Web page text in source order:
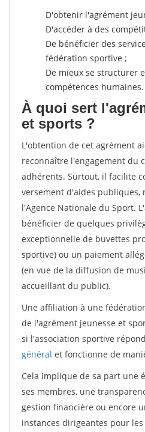
D'obtenir l'agrément
D'accéder à des
De bénéficier des
fédération sportive ;
De mieux se structurer
compétences humaines.
À quoi sert
et sports ?
L'obtention de cet agrément
reconnaître l'engagement du
adhérents. Surtout, il facilite
versement d'aides publiques,
l'Agence Nationale du Sport.
bénéficier de quelques
exceptionnelle de buvettes
sportive) ou un paiement
(en vue de la diffusion de
accueillant du public).
Une affiliation à une
de l'agrément jeunesse et
si l'association sportive
général et fonctionne de
Cela implique de sa part une
ses membres, une
gestion financière ou encore
instances dirigeantes pour